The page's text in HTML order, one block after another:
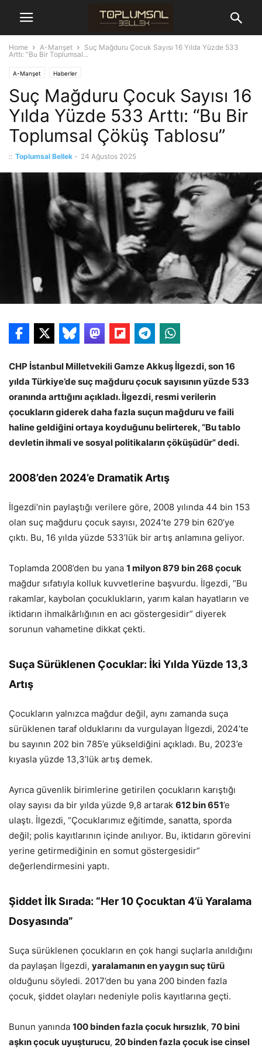
Home A-Manşet
Suç Mağduru Çocuk Sayısı 16 Yılda Yüzde 533
Arttı: “Bu Bir Toplumsal...
A-Manşet Haberler
Suç Mağduru Çocuk Sayısı 16
Yılda Yüzde 533 Arttı: “Bu Bir
Toplumsal Çöküş Tablosu”
:: Toplumsal Bellek - 24 Ağustos 2025
CHP İstanbul Milletvekili Gamze Akkuş İlgezdi, son 16
yılda Türkiye’de suç mağduru çocuk sayısının yüzde 533
oranında arttığını açıkladı. İlgezdi, resmi verilerin
çocukların giderek daha fazla suçun mağduru ve faili
haline geldiğini ortaya koyduğunu belirterek, “Bu tablo
devletin ihmali ve sosyal politikaların çöküşüdür” dedi.
2008’den 2024’e Dramatik Artış
İlgezdi’nin paylaştığı verilere göre, 2008 yılında 44 bin 153
olan suç mağduru çocuk sayısı, 2024’te 279 bin 620’ye
çıktı. Bu, 16 yılda yüzde 533’lük bir artış anlamına geliyor.
Toplamda 2008’den bu yana 1 milyon 879 bin 268 çocuk
mağdur sıfatıyla kolluk kuvvetlerine başvurdu. İlgezdi, “Bu
rakamlar, kaybolan çocuklukların, yarım kalan hayatların ve
iktidarın ihmalkârlığının en acı göstergesidir” diyerek
sorunun vahametine dikkat çekti.
Suça Sürüklenen Çocuklar: İki Yılda Yüzde 13,3
Artış
Çocukların yalnızca mağdur değil, aynı zamanda suça
sürüklenen taraf olduklarını da vurgulayan İlgezdi, 2024’te
bu sayının 202 bin 785’e yükseldiğini açıkladı. Bu, 2023’e
kıyasla yüzde 13,3’lük artış demek.
Ayrıca güvenlik birimlerine getirilen çocukların karıştığı
olay sayısı da bir yılda yüzde 9,8 artarak 612 bin 651’e
ulaştı. İlgezdi, “Çocuklarımız eğitimde, sanatta, sporda
değil; polis kayıtlarının içinde anılıyor. Bu, iktidarın görevini
yerine getirmediğinin en somut göstergesidir”
değerlendirmesini yaptı.
Şiddet İlk Sırada: “Her 10 Çocuktan 4’ü Yaralama
Dosyasında”
Suça sürüklenen çocukların en çok hangi suçlarla anıldığını
da paylaşan İlgezdi, yaralamanın en yaygın suç türü
olduğunu söyledi. 2017’den bu yana 200 binden fazla
çocuk, şiddet olayları nedeniyle polis kayıtlarına geçti.
Bunun yanında 100 binden fazla çocuk hırsızlık, 70 bini
aşkın çocuk uyuşturucu, 20 binden fazla çocuk ise cinsel